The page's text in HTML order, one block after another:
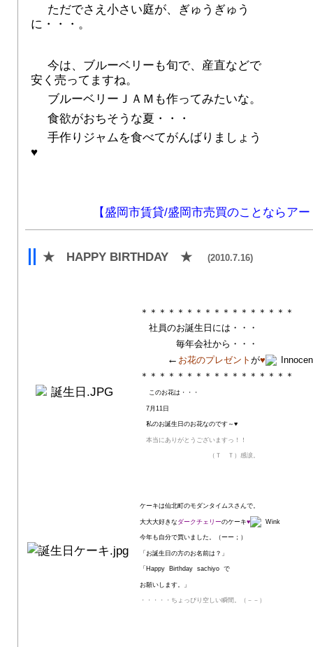
ただでさえ小さい庭が、ぎゅうぎゅう
に・・・。
今は、ブルーベリーも旬で、産直などで
安く売ってますね。
ブルーベリーＪＡＭも作ってみたいな。
食欲がおちそうな夏・・・
手作りジャムを食べてがんばりましょう
♥
【盛岡市賃貸/盛岡市売買のことならア
★ HAPPY BIRTHDAY ★ (2010.7.16)
＊＊＊＊＊＊＊＊＊＊＊＊＊＊＊＊＊
社員のお誕生日には・・・
毎年会社から・・・
← お花のプレゼント が♥
＊＊＊＊＊＊＊＊＊＊＊＊＊＊＊＊＊
このお花は・・・
7月11日
私のお誕生日のお花なのです～♥
本当にありがとうございますっ！！
（Ｔ Ｔ）感涙。
ケーキは仙北町のモダンタイムスさんで。
大大大好きな ダークチェリーのケーキ♥
今年も自分で買いました。（ーー；）
「お誕生日の方のお名前は？」
「Happy Birthday sachiyo で
お願いします。」
・・・・・ちょっぴり空しい瞬間。（－－）